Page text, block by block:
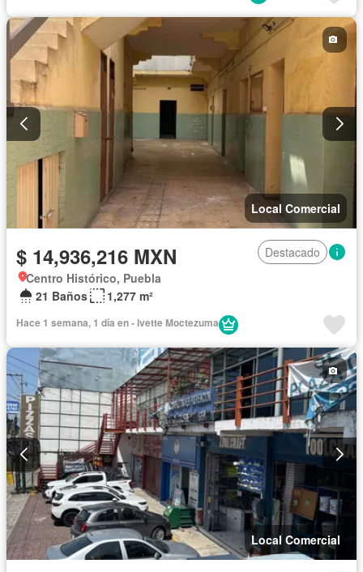
Local Comercial
$ 14,936,216 MXN
Destacado
Centro Histórico, Puebla
21 Baños
1,277 m²
Hace 1 semana, 1 día en - Ivette Moctezuma
Local Comercial